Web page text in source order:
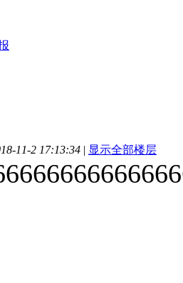
11-2 17:13:34 | 显示全部楼层